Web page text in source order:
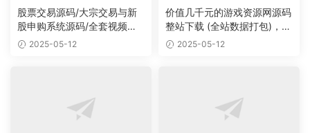
股票交易源码/大宗交易与新
股申购系统源码/全套视频教
程 2025-05-12
价值几千元的游戏资源网源码
整站下载 (全站数据打包)，数
据里面有200多个宝贝。
2025-05-12